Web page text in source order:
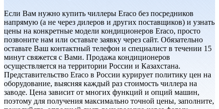
Если Вам нужно купить чиллеры Eraco без посредников
напрямую (а не через дилеров и других поставщиков) и узнать
цены на конкретные модели кондиционеров Eraco, просто
позвоните нам или оставьте заявку через сайт. Обязательно
оставьте Ваш контактный телефон и специалист в течении 15
минут свяжется с Вами. Продажа кондиционеров
осуществляется на территории России и Казахстана.
Представительство Eraco в России курирует политику цен на
оборудование, выясняя каждый раз стоимость чиллера на
заводе. Цена зависит от многих функций и опций машин,
поэтому для получения максимально точной цены, заполните,